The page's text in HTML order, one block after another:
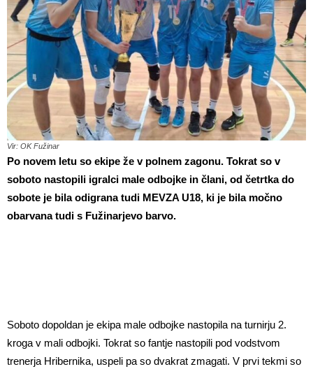
Vir: OK Fužinar
Po novem letu so ekipe že v polnem zagonu. Tokrat so v
soboto nastopili igralci male odbojke in člani, od četrtka do
sobote je bila odigrana tudi MEVZA U18, ki je bila močno
obarvana tudi s Fužinarjevo barvo.
Soboto dopoldan je ekipa male odbojke nastopila na turnirju 2.
kroga v mali odbojki. Tokrat so fantje nastopili pod vodstvom
trenerja Hribernika, uspeli pa so dvakrat zmagati. V prvi tekmi so